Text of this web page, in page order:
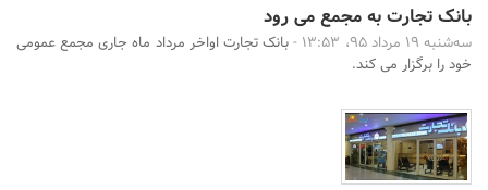
بانک تجارت به مجمع می رود
سه‌شنبه 19 مرداد 95، 13:53 -
بانک تجارت اواخر مرداد ماه جاری مجمع عمومی
خود را برگزار می کند.